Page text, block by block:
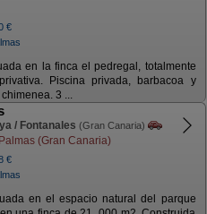
€
en la finca el pedregal, totalmente
Piscina privada, barbacoa y
3 ...
/ Fontanales (Gran Canaria)
(Gran Canaria)
€
en el espacio natural del parque